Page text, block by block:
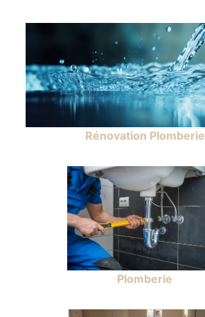
Rénovation Plomberie
Plomberie